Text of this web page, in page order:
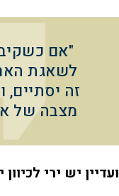
"אם
לשאגת
זה יסתיים,
מצבה של
ועדיין יש ירי